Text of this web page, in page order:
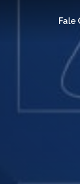
Fale